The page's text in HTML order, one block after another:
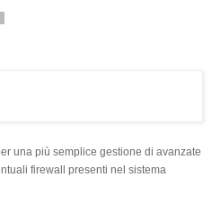
una più semplice gestione di avanzate
firewall presenti nel sistema